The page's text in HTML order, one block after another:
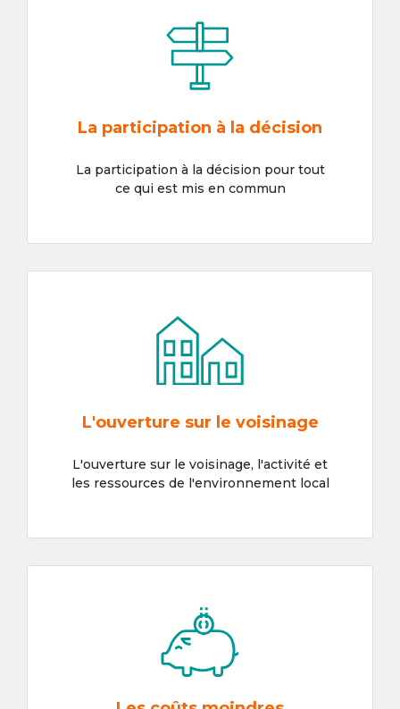
La participation à la décision
La participation à la décision pour tout
ce qui est mis en commun
L'ouverture sur le voisinage
L'ouverture sur le voisinage, l'activité et
les ressources de l'environnement local